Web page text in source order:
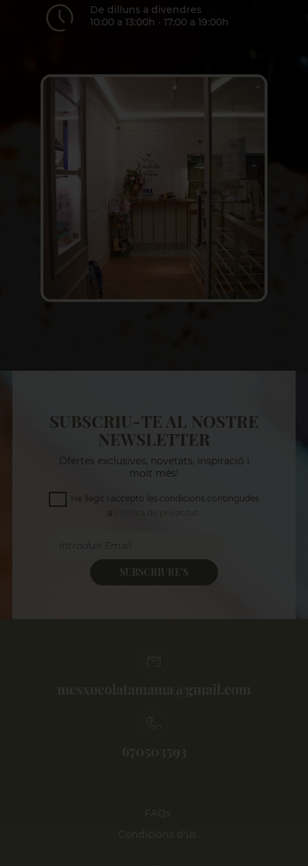
De dilluns a divendres
10:00 a 13:00h · 17:00 a 19:00h
SUBSCRIU-TE AL NOSTRE
NEWSLETTER
Ofertes exclusives, novetats, inspiració i
molt més!
He llegit i accepto les condicions contingudes
a
Política de privacitat
SUBSCRIURE'S